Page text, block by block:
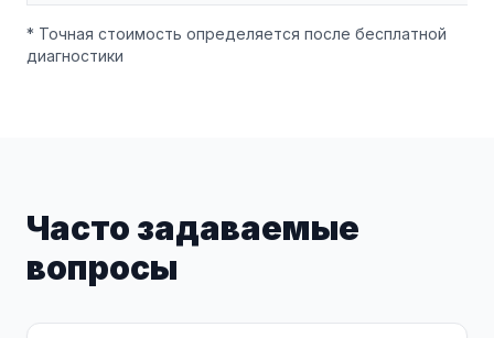
* Точная стоимость определяется после бесплатной
диагностики
Часто задаваемые
вопросы